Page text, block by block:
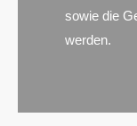
sowie die
werden.